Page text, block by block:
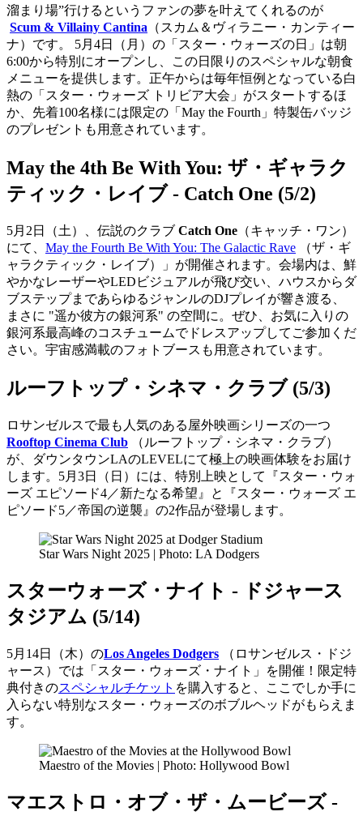
溜まり場”行けるというファンの夢を叶えてくれるのが
Scum & Villainy Cantina （スカム＆ヴィラニー・カンティー
ナ）です。 5月4日（月）の「スター・ウォーズの日」は朝
6:00から特別にオープンし、この日限りのスペシャルな朝食
メニューを提供します。正午からは毎年恒例となっている白
熱の「スター・ウォーズ トリビア大会」がスタートするほ
か、先着100名様には限定の「May the Fourth」特製缶バッジ
のプレゼントも用意されています。
May the 4th Be With You: ザ・ギャラク
ティック・レイブ - Catch One (5/2)
5月2日（土）、伝説のクラブ Catch One （キャッチ・ワン）
にて、 May the Fourth Be With You: The Galactic Rave （ザ・ギ
ャラクティック・レイブ）」が開催されます。会場内は、鮮
やかなレーザーやLEDビジュアルが飛び交い、ハウスからダ
ブステップまであらゆるジャンルのDJプレイが響き渡る、
まさに "遥か彼方の銀河系" の空間に。ぜひ、お気に入りの
銀河系最高峰のコスチュームでドレスアップしてご参加くだ
さい。宇宙感満載のフォトブースも用意されています。
ルーフトップ・シネマ・クラブ (5/3)
ロサンゼルスで最も人気のある屋外映画シリーズの一つ
Rooftop Cinema Club （ルーフトップ・シネマ・クラブ）
が、ダウンタウンLAのLEVELにて極上の映画体験をお届け
します。5月3日（日）には、特別上映として『スター・ウォ
ーズ エピソード4／新たなる希望』と『スター・ウォーズ エ
ピソード5／帝国の逆襲』の2作品が登場します。
Star Wars Night 2025 | Photo: LA Dodgers
スターウォーズ・ナイト - ドジャース
タジアム (5/14)
5月14日（木）のLos Angeles Dodgers （ロサンゼルス・ドジ
ャース）では「スター・ウォーズ・ナイト」を開催！限定特
典付きのスペシャルチケット を購入すると、ここでしか手に
入らない特別なスター・ウォーズのボブルヘッドがもらえま
す。
Maestro of the Movies | Photo: Hollywood Bowl
マエストロ・オブ・ザ・ムービーズ -